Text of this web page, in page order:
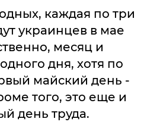
каждая по три
украинцев в мае
месяц и
дня, хотя по
майский день -
того, это еще и
день труда.